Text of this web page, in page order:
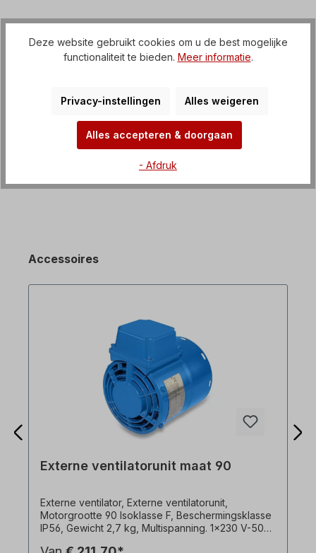
Beschrijving
Haakse motorreductor (tandwielkast met IEC-flens
Hz, 3 x 265/460 V-60 Hz (± 5%…
Meer
Kenmerken
Downloaden
Accessoires
Externe ventilatorunit maat 90
Externe ventilator, Externe ventilatorunit,
Motorgrootte 90 Isoklasse F, Beschermingsklasse
IP56, Gewicht 2,7 kg, Multispanning. 1x230 V-50
Deze website gebruikt cookies om u de best mogelijke
functionaliteit te bieden. Meer informatie.
Privacy-instellingen Alles weigeren
Alles accepteren & doorgaan
- Afdruk